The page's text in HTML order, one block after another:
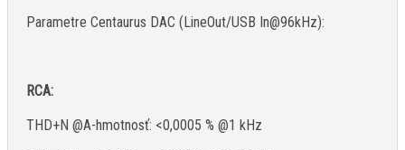
Parametre Centaurus DAC (LineOut/USB In@96kHz):
RCA:
THD+N @A-hmotnosť: <0,0005 % @1 kHz